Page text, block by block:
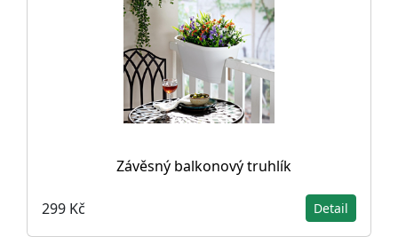
Závěsný balkonový truhlík
299 Kč Detail